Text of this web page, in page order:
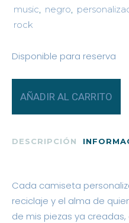
music, negro,
rock
Disponible para reserva
Camiseta
AÑADIR AL CARRITO
DESCRIPCIÓN
Cada camiseta
reciclaje y el alma de
de mis piezas ya